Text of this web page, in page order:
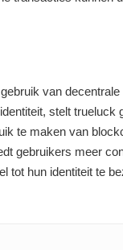
van
stelt
te maken van
gebruikers meer
tot hun identiteit te